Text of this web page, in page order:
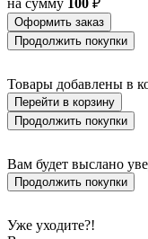
BASALGO 1
BASILANO
BASILDON
BATALLAS
BAZELY
BELCREDA
BELESAR
BELLIZZI
BELLSHILL
BENARIBA
Оформить заказ
Продолжить покупки
Товары добавлены в
Перейти в корзину
Продолжить покупки
Вам будет выслано
Продолжить покупки
Уже уходите?!